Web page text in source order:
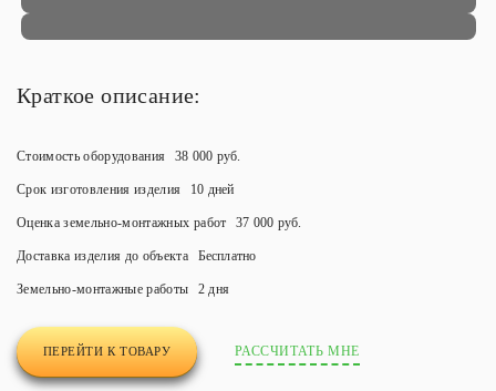
Краткое описание:
Стоимость оборудования 38 000 руб.
Срок изготовления изделия 10 дней
Оценка земельно-монтажных работ 37 000 руб.
Доставка изделия до объекта Бесплатно
Земельно-монтажные работы 2 дня
ПЕРЕЙТИ К ТОВАРУ РАССЧИТАТЬ МНЕ